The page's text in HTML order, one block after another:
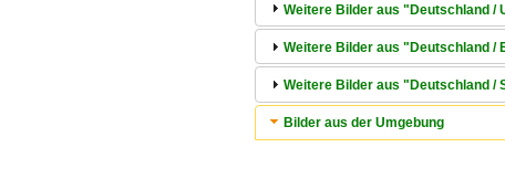
Weitere Bilder aus "Deutschland /
Weitere Bilder aus "Deutschland
Weitere Bilder aus "Deutschland
Bilder aus der Umgebung